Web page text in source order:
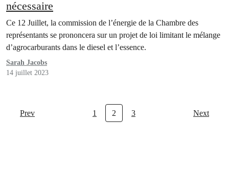
nécessaire
Ce 12 Juillet, la commission de l’énergie de la Chambre des
représentants se prononcera sur un projet de loi limitant le mélange
d’agrocarburants dans le diesel et l’essence.
Sarah Jacobs
14 juillet 2023
Prev 1 2 3 Next